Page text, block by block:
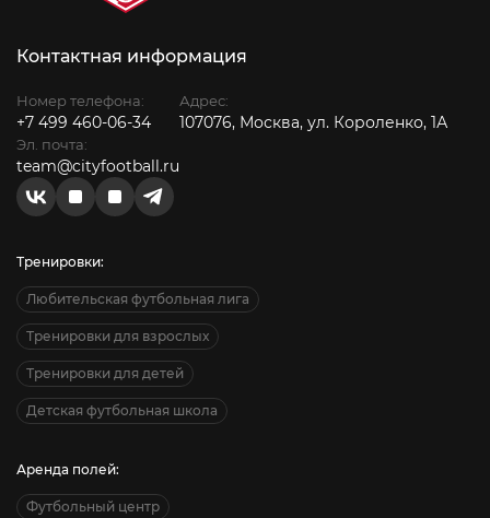
Контактная информация
Номер телефона:
+7 499 460-06-34
Эл. почта:
team@cityfootball.ru
Адрес:
107076, Москва, ул. Короленко, 1А
Тренировки:
Любительская футбольная лига
Тренировки для взрослых
Тренировки для детей
Детская футбольная школа
Аренда полей:
Футбольный центр